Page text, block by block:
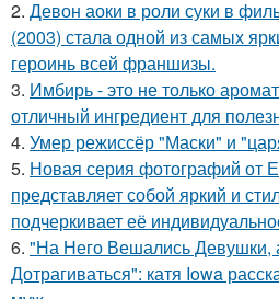
2. Девон аоки в роли суки в
(2003) стала одной из самых
героинь всей франшизы.
3. Имбирь - это не только
отличный ингредиент для
4. Умер режиссёр "Маски" и
5. Новая серия фотографий от
представляет собой яркий и
подчеркивает её
6. "На Него Вешались Девушки,
Дотрагиваться": катя Iowa